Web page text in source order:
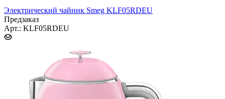
Электрический чайник Smeg KLF05RDEU
Предзаказ
Арт.: KLF05RDEU